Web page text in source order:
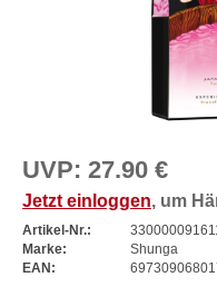
UVP: 27.90 €
Jetzt einloggen, um
Artikel-Nr.:
330000091611
Marke:
Shunga
EAN: